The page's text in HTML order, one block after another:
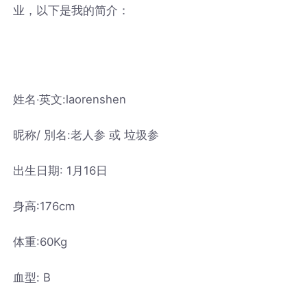
业，以下是我的简介：
姓名‧英文:laorenshen
昵称/ 別名:老人参 或 垃圾参
出生日期: 1月16日
身高:176cm
体重:60Kg
血型: B